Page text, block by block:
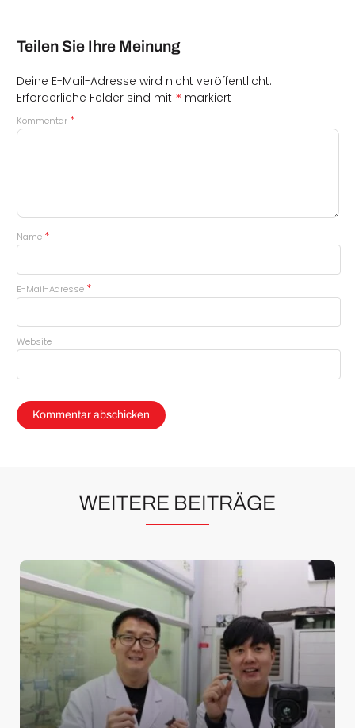
Teilen Sie Ihre Meinung
Deine E-Mail-Adresse wird nicht veröffentlicht.
Erforderliche Felder sind mit * markiert
Kommentar *
Name *
E-Mail-Adresse *
Website
WEITERE BEITRÄGE